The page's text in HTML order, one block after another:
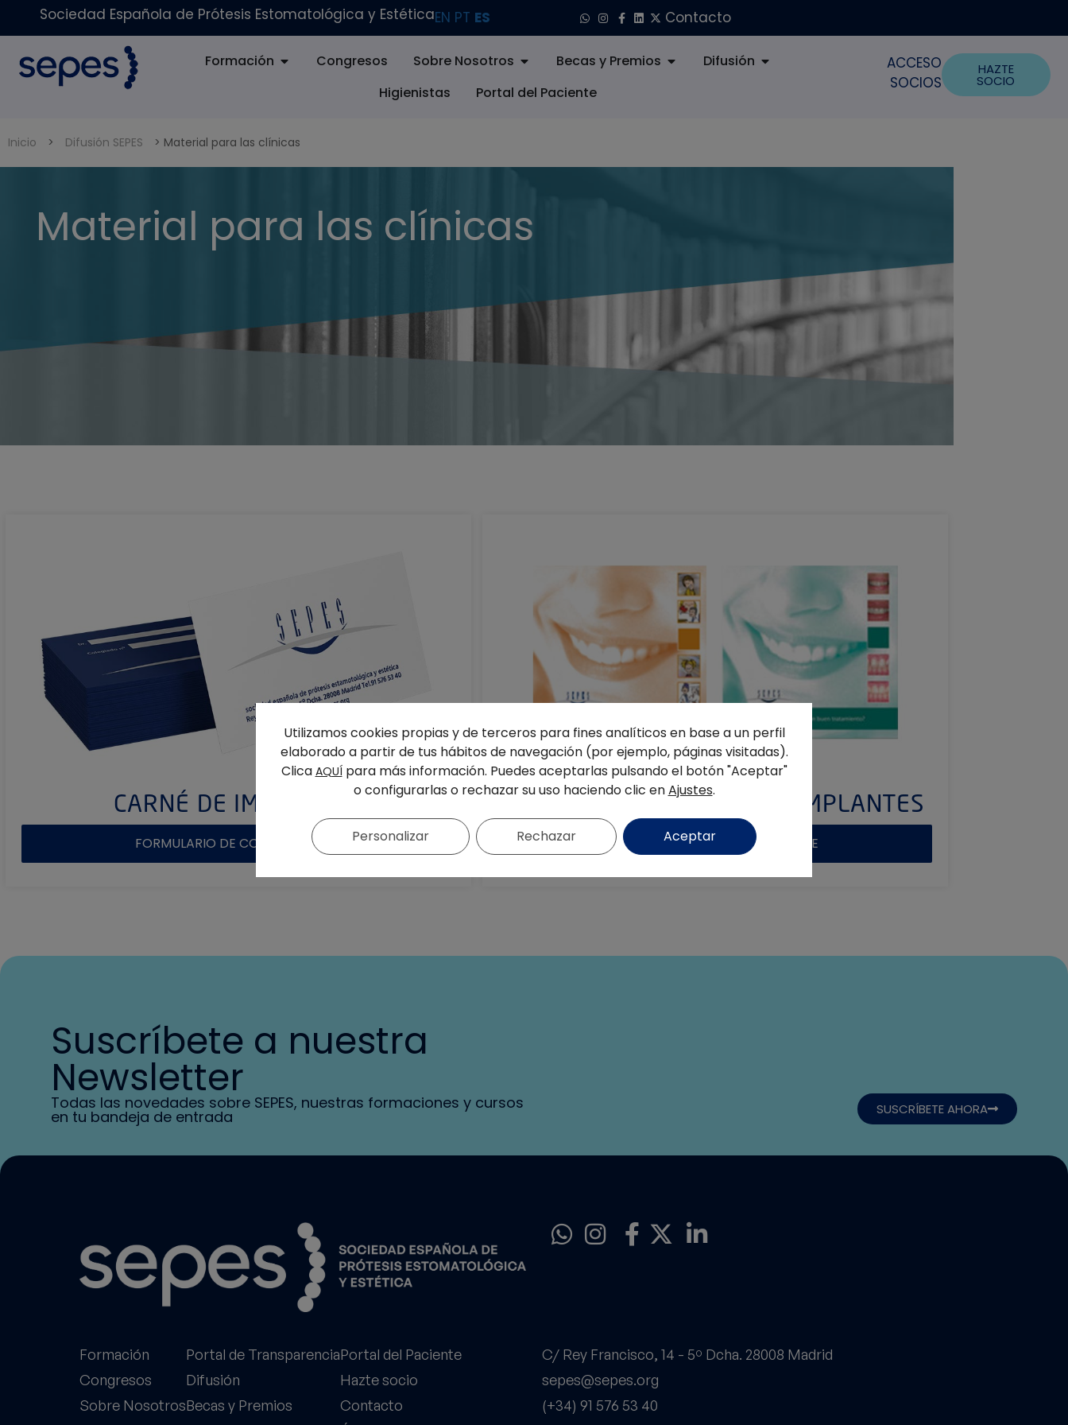
Sociedad Española de Prótesis Estomatológica y EstéticaEN PT ES Contacto
Formación Congresos Sobre Nosotros Becas y Premios
Difusión
Higienistas
Portal del Paciente
ACCESO
SOCIOS
HAZTE
SOCIO
Inicio > Difusión SEPES > Material para las clínicas
Material para las clínicas
CARNÉ DE IMPLANTES
FORMULARIO DE COMPRA ONLINE
FOLLETOS DE PRÓTESIS – IMPLANTES
FORMULARIO DE COMPRA ONLINE
Suscríbete a nuestra
Newsletter
Todas las novedades sobre SEPES, nuestras formaciones y cursos
en tu bandeja de entrada SUSCRÍBETE AHORA
Formación
Congresos
Sobre Nosotros
Portal de Transparencia
Difusión
Becas y Premios
Portal del Paciente
Hazte socio
Contacto
C/ Rey Francisco, 14 - 5º Dcha. 28008 Madrid
sepes@sepes.org
(+34) 91 576 53 40
Utilizamos cookies propias y de terceros para fines analíticos en base a un perfil
elaborado a partir de tus hábitos de navegación (por ejemplo, páginas visitadas).
Clica AQUÍpara más información. Puedes aceptarlas pulsando el botón "Aceptar"
o configurarlas o rechazar su uso haciendo clic enAjustes.
Aceptar
Rechazar
Personalizar